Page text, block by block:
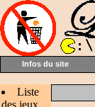
Infos du site
Liste
des jeux